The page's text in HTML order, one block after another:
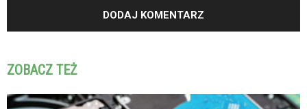
ZOBACZ TEŻ